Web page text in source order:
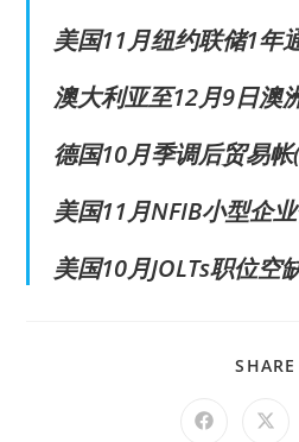
美国11月纽约联储1年
澳大利亚至12月9日澳
德国10月季调后贸易
美国11月NFIB小型企
美国10月JOLTs职位空
SHARE